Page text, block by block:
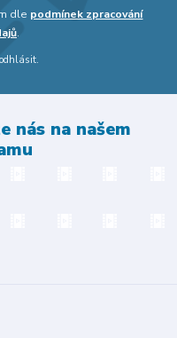
dle podmínek zpracování
.
nás na našem